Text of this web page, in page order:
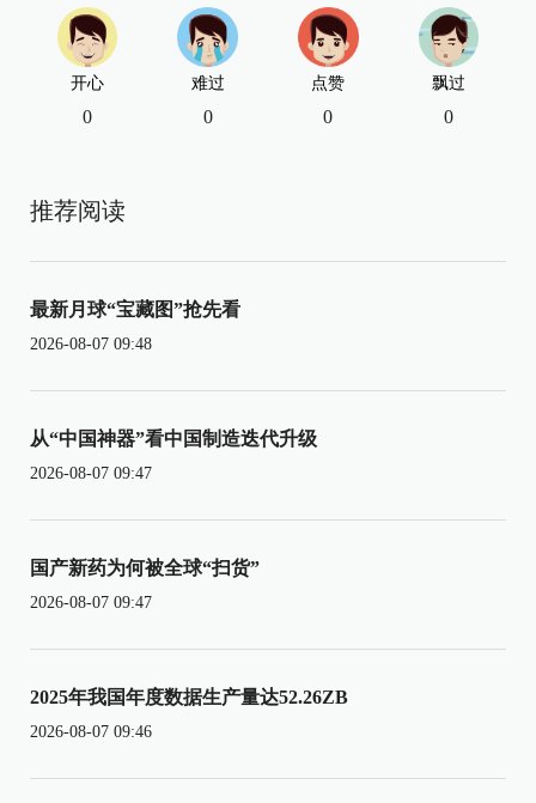
开心
0
难过
0
点赞
0
飘过
0
推荐阅读
最新月球“宝藏图”抢先看
2026-08-07 09:48
从“中国神器”看中国制造迭代升级
2026-08-07 09:47
国产新药为何被全球“扫货”
2026-08-07 09:47
2025年我国年度数据生产量达52.26ZB
2026-08-07 09:46